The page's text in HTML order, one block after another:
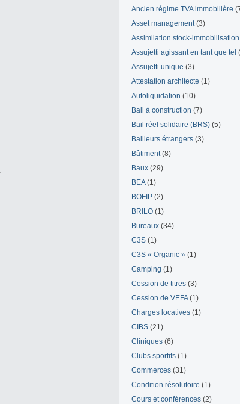
Ancien régime TVA immobilière
Asset management(3)
Assimilation stock-immobilisation
Assujetti agissant en tant que tel
Assujetti unique (3)
Attestation architecte (1)
Autoliquidation (10)
Bail à construction (7)
Bail réel solidaire (BRS) (5)
Bailleurs étrangers (3)
Bâtiment(8)
Baux (29)
BEA(1)
BOFIP (2)
BRILO (1)
Bureaux (34)
C3S (1)
C3S « Organic » (1)
Camping (1)
Cession de titres (3)
Cession de VEFA(1)
Charges locatives (1)
CIBS (21)
Cliniques (6)
Clubs sportifs (1)
Commerces (31)
Condition résolutoire (1)
Cours et conférences (2)